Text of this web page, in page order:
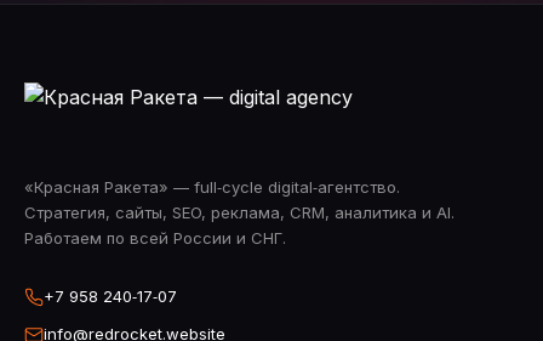
«Красная Ракета» — full‑cycle digital‑агентство.
Стратегия, сайты, SEO, реклама, CRM, аналитика и AI.
Работаем по всей России и СНГ.
+7 958 240‑17‑07
info@redrocket.website